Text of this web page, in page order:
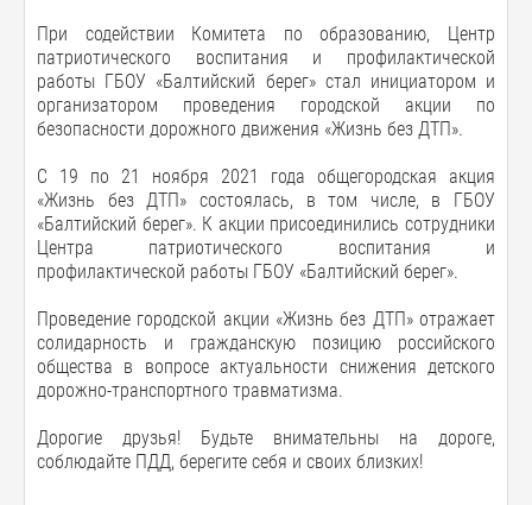
При содействии Комитета по образованию, Центр
патриотического воспитания и профилактической
работы ГБОУ «Балтийский берег» стал инициатором и
организатором проведения городской акции по
безопасности дорожного движения «Жизнь без ДТП».
С 19 по 21 ноября 2021 года общегородская акция
«Жизнь без ДТП» состоялась, в том числе, в ГБОУ
«Балтийский берег». К акции присоединились сотрудники
Центра патриотического воспитания и
профилактической работы ГБОУ «Балтийский берег».
Проведение городской акции «Жизнь без ДТП» отражает
солидарность и гражданскую позицию российского
общества в вопросе актуальности снижения детского
дорожно-транспортного травматизма.
Дорогие друзья! Будьте внимательны на дороге,
соблюдайте ПДД, берегите себя и своих близких!